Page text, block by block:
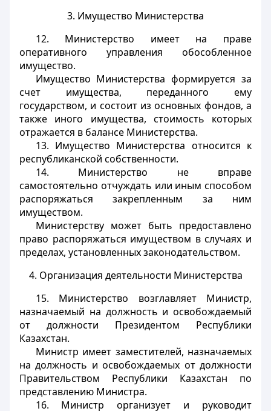
3. Имущество Министерства
12. Министерство имеет на праве
оперативного управления обособленное
имущество.
Имущество Министерства формируется за
счет имущества, переданного ему
государством, и состоит из основных фондов, а
также иного имущества, стоимость которых
отражается в балансе Министерства.
13. Имущество Министерства относится к
республиканской собственности.
14. Министерство не вправе
самостоятельно отчуждать или иным способом
распоряжаться закрепленным за ним
имуществом.
Министерству может быть предоставлено
право распоряжаться имуществом в случаях и
пределах, установленных законодательством.
4. Организация деятельности Министерства
15. Министерство возглавляет Министр,
назначаемый на должность и освобождаемый
от должности Президентом Республики
Казахстан.
Министр имеет заместителей, назначаемых
на должность и освобождаемых от должности
Правительством Республики Казахстан по
представлению Министра.
16. Министр организует и руководит